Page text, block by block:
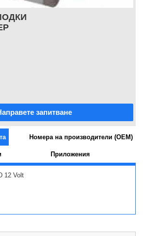
запитване
Номера на производители (OEM)
Приложения
12 Volt